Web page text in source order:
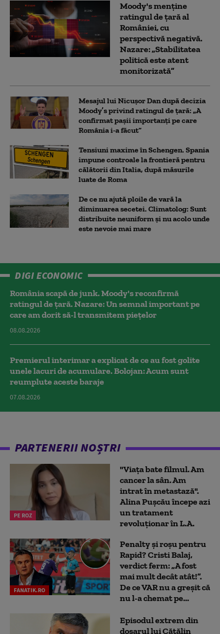
Moody's menține
ratingul de țară al
României, cu
perspectivă negativă.
Nazare: „Stabilitatea
politică este atent
monitorizată”
Mesajul lui Nicușor Dan după decizia
Moody’s privind ratingul de țară: „A
confirmat pașii importanți pe care
România i-a făcut”
Tensiuni maxime în Schengen. Spania
impune controale la frontieră pentru
călătorii din Italia, după măsurile
luate de Roma
De ce nu ajută ploile de vară la
diminuarea secetei. Climatolog: Sunt
distribuite neuniform și nu acolo unde
este nevoie mai mare
DIGI ECONOMIC
România scapă de junk. Moody's reconfirmă
ratingul de țară. Nazare: Un semnal important pe
care am dorit să-l transmitem piețelor
08.08.2026
Premierul interimar a explicat de ce au fost golite
unele lacuri de acumulare. Bolojan: Acum sunt
reumplute aceste baraje
07.08.2026
PARTENERII NOȘTRI
PE ROZ
"Viața bate filmul. Am
cancer la sân. Am
intrat în metastază".
Alina Pușcău începe azi
un tratament
revoluționar în L.A.
FANATIK.RO
Penalty și roșu pentru
Rapid? Cristi Balaj,
verdict ferm: „A fost
mai mult decât atât!”.
De ce VAR nu a greșit că
nu l-a chemat pe...
Episodul extrem din
dosarul lui Cătălin